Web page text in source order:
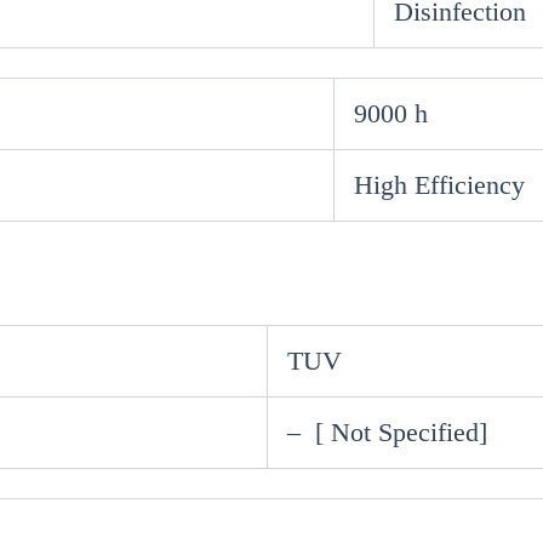
Disinfection
9000 h
High Efficiency
TUV
– [ Not Specified]